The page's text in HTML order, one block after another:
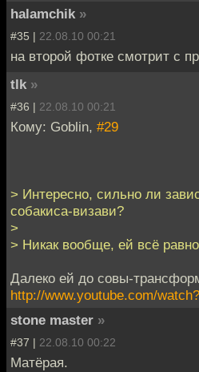
halamchik »
#35 | 22.08.10 00:21
на второй фотке смотрит с
tlk »
#36 | 22.08.10 00:21
Кому: Goblin, #29
> Интересно, сильно ли
собакиса-визави?
>
> Никак вообще, ей всё
Далеко ей до совы-
http://www.youtube.com/
stone master »
#37 | 22.08.10 00:22
Матёрая.